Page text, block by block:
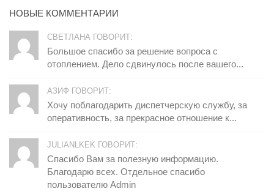
НОВЫЕ КОММЕНТАРИИ
СВЕТЛАНА ГОВОРИТ:
Большое спасибо за решение вопроса с
отоплением. Дело сдвинулось после вашего...
АЗИФ ГОВОРИТ:
Хочу поблагодарить диспетчерскую службу, за
оперативность, за прекрасное отношение к...
JULIANLKEK ГОВОРИТ:
Спасибо Вам за полезную информацию.
Благодарю всех. Отдельное спасибо
пользователю Admin